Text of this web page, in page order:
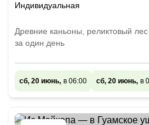
Индивидуальная
Древние каньоны, реликтовый
за один день
сб, 20 июнь, в 06:00 сб, 20 июнь, в